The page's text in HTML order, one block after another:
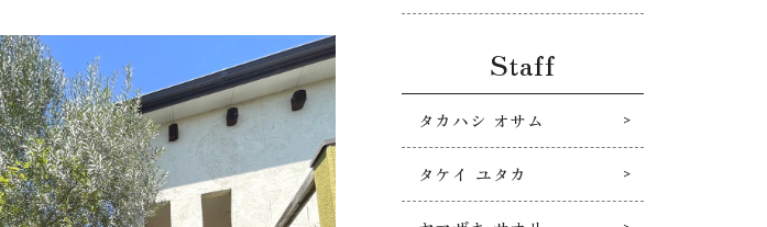
Staff
タカハシ オサム
タケイ ユタカ